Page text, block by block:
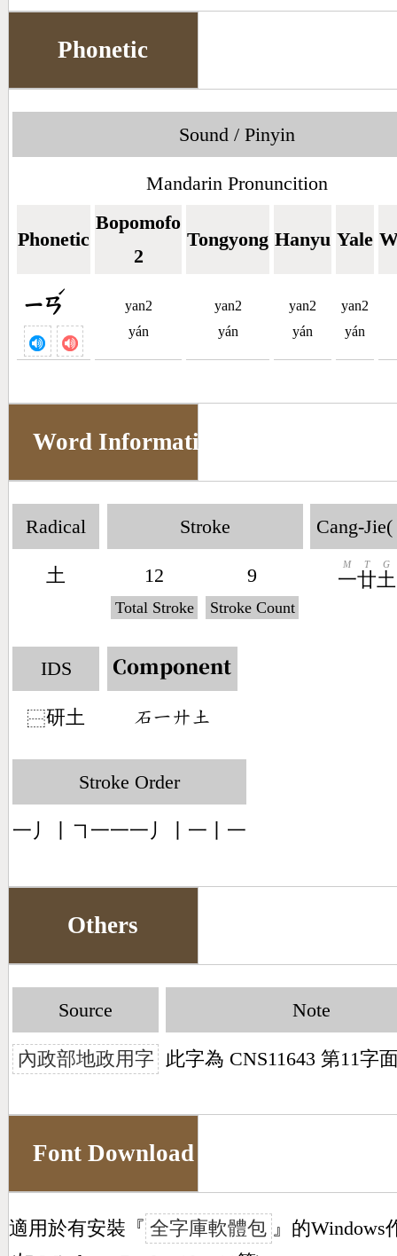
Phonetic
Sound / Pinyin
Mandarin Pronuncition
Phonetic
Bopomofo
2
Tongyong Hanyu Yale
ㄧㄢ
ˊ
yan2
yán
yan2
yán
yan2
yán
yan2
yán
Word Information
Radical
土
Stroke
12
Total Stroke
9
Stroke Count
Cang-Jie(
一
M
廿
T
土
G
IDS
⿱研土
Component
󶄢󶀀󶁫󶁢
Stroke Order
一丿丨㇕一一一丿丨一丨一
Others
Source
內政部地政用字
Note
此字為 CNS11643 第11字
Font Download
適用於有安裝『 全字庫軟體包 』的Windows